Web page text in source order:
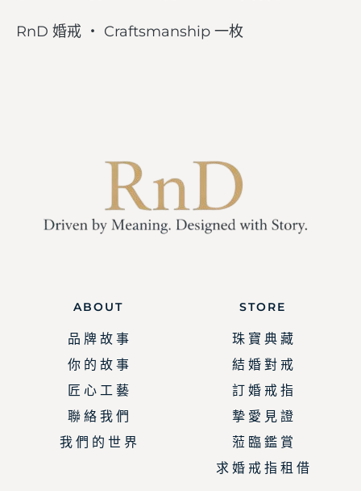
RnD 婚戒 ・ Craftsmanship 一枚
ABOUT
品 牌 故 事
你 的 故 事
匠 心 工 藝
聯 絡 我 們
我 們 的 世 界
STORE
珠 寶 典 藏
結 婚 對 戒
訂 婚 戒 指
摯 愛 見 證
蒞 臨 鑑 賞
求 婚 戒 指 租 借